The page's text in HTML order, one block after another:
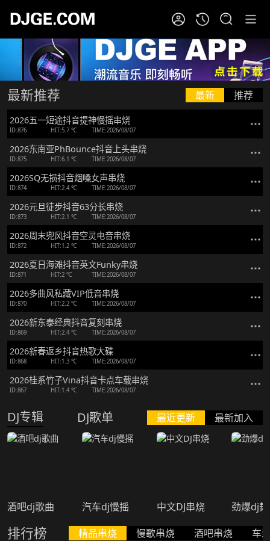
最新推荐 最新 推荐
2026五一短途抖音提神慢摇串烧
ID:876 HIT:5.7 ℃ TIME:2026/08/07
2026东南亚PhBounce抖音上头串烧
ID:875 HIT:6.1 ℃ TIME:2026/08/07
2026SQ无损抖音烟嗓女声串烧
ID:874 HIT:2.4 ℃ TIME:2026/08/07
2026元旦徒步抖音63分长串烧
ID:873 HIT:2.1 ℃ TIME:2026/08/07
2026周末兜风抖音空灵电音串烧
ID:872 HIT:1.2 ℃ TIME:2026/08/07
2026夏日海滩抖音英文Funky串烧
ID:871 HIT:2 ℃ TIME:2026/08/07
2026多曲风私藏VIP低音串烧
ID:870 HIT:2.2 ℃ TIME:2026/08/07
2026新东泰经典抖音复刻串烧
ID:869 HIT:2.4 ℃ TIME:2026/08/07
2026新春返乡抖音热歌大碟
ID:868 HIT:1.3 ℃ TIME:2026/08/07
2026桂系竹子Vina抖音卡点车载串烧
ID:867 HIT:1.4 ℃ TIME:2026/08/07
DJ专辑 DJ歌单 最近更新 最新加入
酒吧dj歌曲 汽车dj慢摇 中文DJ串烧 劲爆dj
排行榜 精品串烧 慢歌串烧 酒吧串烧 车